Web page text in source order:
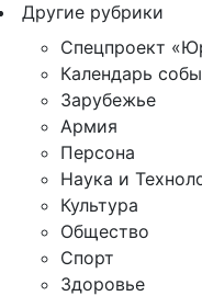
Другие рубрики
Спецпроект
Календарь
Зарубежье
Армия
Персона
Наука и
Культура
Общество
Спорт
Здоровье